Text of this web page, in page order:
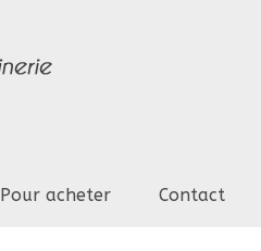
Pour acheter Contact